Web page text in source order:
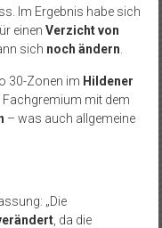
Im Ergebnis habe sich
einen Verzicht von
sich noch ändern
30-Zonen im Hildener
Fachgremium mit dem
– was auch allgemeine
„Die
, da die